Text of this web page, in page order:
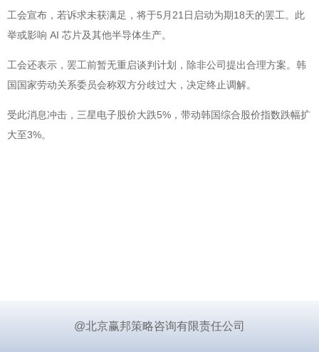
工会宣布，若诉求未获满足，将于5月21日启动为期18天的罢工。此
举或影响 AI 芯片及其他半导体生产。
工会还表示，罢工前暂无重启谈判计划，除非公司提出合理方案。韩
国国家劳动关系委员会称双方分歧过大，决定终止调解。
受此消息冲击，三星电子股价大跌5%，带动韩国综合股价指数跌幅扩
大至3%。
@北京赢邦策略咨询有限责任公司